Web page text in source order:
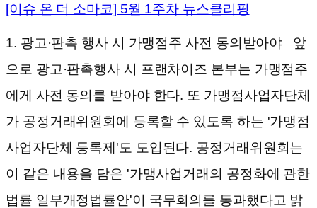
[이슈 온 더 소마코] 5월 1주차 뉴스클리핑
1. 광고·판촉 행사 시 가맹점주 사전 동의받아야 앞
으로 광고·판촉행사 시 프랜차이즈 본부는 가맹점주
에게 사전 동의를 받아야 한다. 또 가맹점사업자단체
가 공정거래위원회에 등록할 수 있도록 하는 '가맹점
사업자단체 등록제'도 도입된다. 공정거래위원회는
이 같은 내용을 담은 '가맹사업거래의 공정화에 관한
법률 일부개정법률안'이 국무회의를 통과했다고 밝